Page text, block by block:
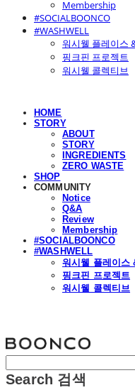
Membership
#SOCIALBOONCO
#WASHWELL
워시웰 플레이스
핑크핀 프로젝트
워시웰 콜렉티브
HOME
STORY
ABOUT
STORY
INGREDIENTS
ZERO WASTE
SHOP
COMMUNITY
Notice
Q&A
Review
Membership
#SOCIALBOONCO
#WASHWELL
워시웰 플레이스
핑크핀 프로젝트
워시웰 콜렉티브
Search 검색